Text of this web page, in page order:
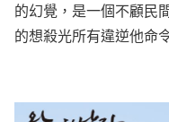
的幻覺，是一個不顧民
的想殺光所有違逆他命